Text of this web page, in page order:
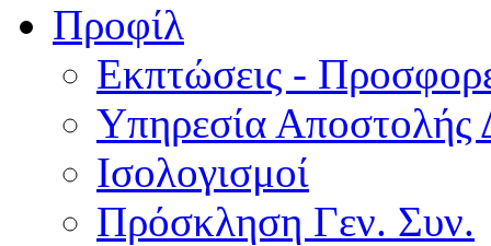
Προφίλ
Εκπτώσεις -
Υπηρεσία Αποστολής
Ισολογισμοί
Πρόσκληση Γεν. Συν.